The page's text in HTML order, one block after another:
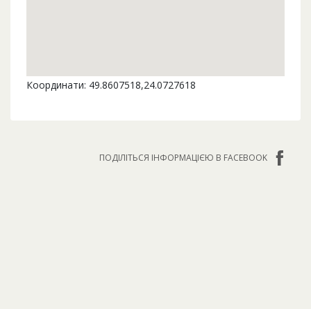
Координати: 49.8607518,24.0727618
ПОДІЛІТЬСЯ ІНФОРМАЦІЄЮ В FACEBOOK